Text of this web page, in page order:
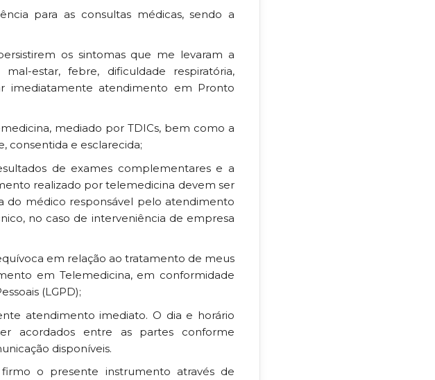
para as consultas médicas, sendo a
os sintomas que me levaram a
estar, febre, dificuldade respiratória,
imediatamente atendimento em Pronto
mediado por TDICs, bem como a
consentida e esclarecida;
de exames complementares e a
realizado por telemedicina devem ser
do médico responsável pelo atendimento
no caso de interveniência de empresa
em relação ao tratamento de meus
em Telemedicina, em conformidade
(LGPD);
atendimento imediato. O dia e horário
acordados entre as partes conforme
disponíveis.
o presente instrumento através de